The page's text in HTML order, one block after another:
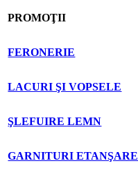
PROMOŢII
FERONERIE
LACURI ŞI VOPSELE
ŞLEFUIRE LEMN
GARNITURI ETANŞARE